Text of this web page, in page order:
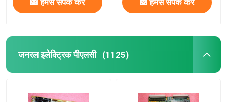
जनरल इलेक्ट्रिक पीएलसी (1125)